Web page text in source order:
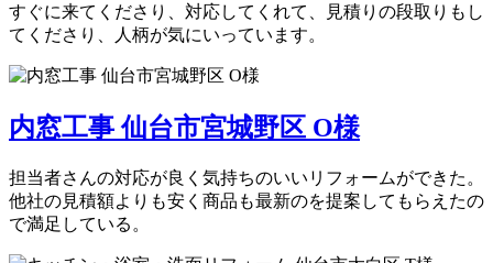
すぐに来てくださり、対応してくれて、見積りの段取りもし
てくださり、人柄が気にいっています。
内窓工事 仙台市宮城野区 O様
担当者さんの対応が良く気持ちのいいリフォームができた。
他社の見積額よりも安く商品も最新のを提案してもらえたの
で満足している。